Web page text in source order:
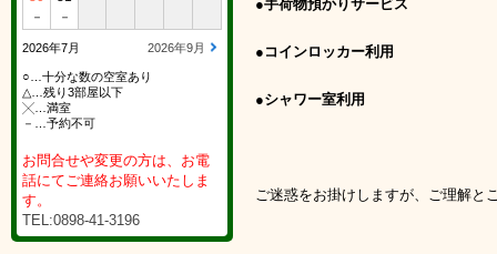
－ －
2026年7月 2026年9月
○…十分な数の空室あり
△…残り3部屋以下
╳…満室
－…予約不可
お問合せや変更の方は、お電
話にてご連絡お願いいたしま
す。
TEL:0898-41-3196
●手荷物預かりサービス
●コインロッカー利用
●シャワー室利用
ご迷惑をお掛けしますが、ご理解と